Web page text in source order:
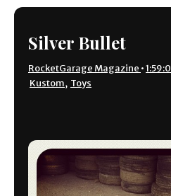
Silver Bullet
RocketGarage Magazine •
Kustom, Toys